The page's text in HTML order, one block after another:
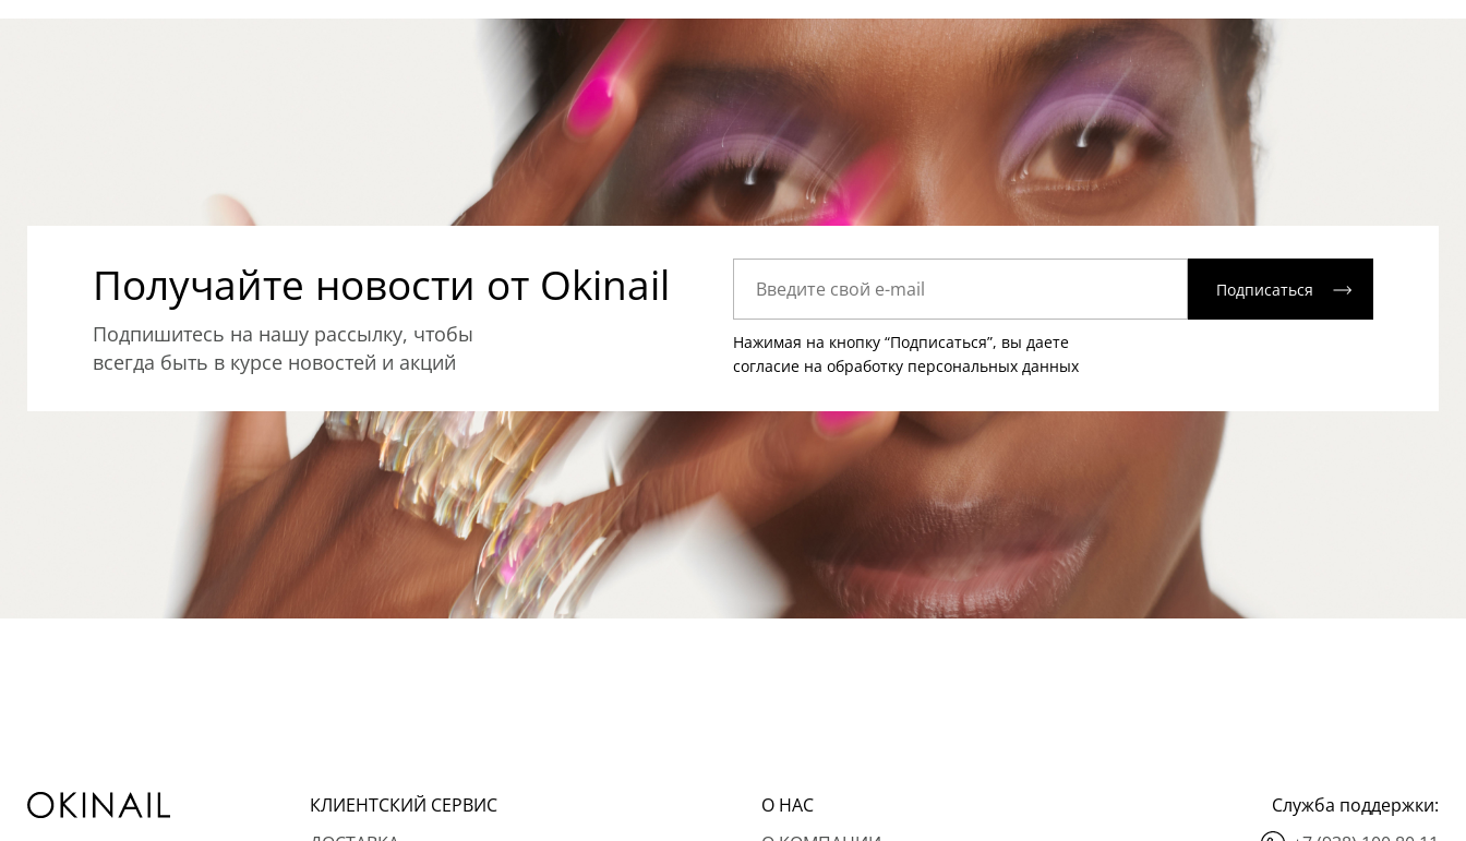
Получайте новости от Okinail
Подпишитесь на нашу рассылку, чтобы
всегда быть в курсе новостей и акций
Подписаться
Нажимая на кнопку “Подписаться”, вы даете
согласие на обработку персональных данных
КЛИЕНТСКИЙ СЕРВИС
О НАС
Служба поддержки: